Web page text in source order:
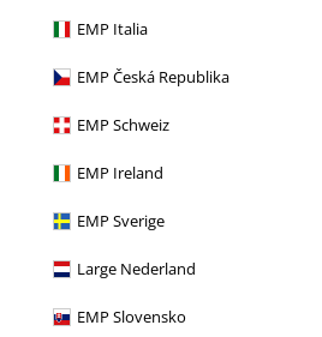
EMP Italia
EMP Česká Republika
EMP Schweiz
EMP Ireland
EMP Sverige
Large Nederland
EMP Slovensko
staat voor je klaar
bereikbaar tot 17:00 uur.Meer